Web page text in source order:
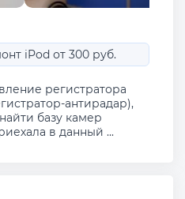
iPod от 300 руб.
регистратора
антирадар),
базу камер
в данный ...